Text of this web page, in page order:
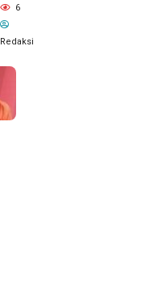
6
Redaksi